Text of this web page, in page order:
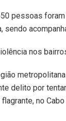
pessoas
nos
delito por
no